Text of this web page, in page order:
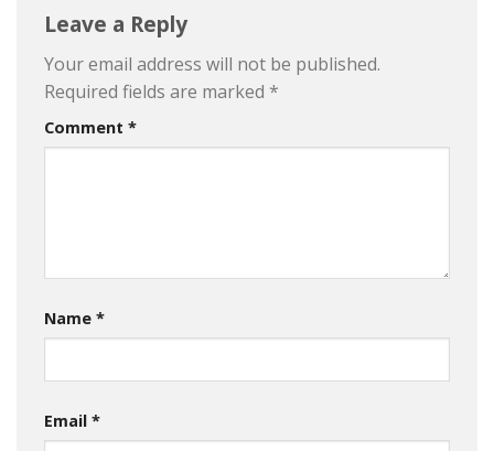
Leave a Reply
Your email address will not be published.
Required fields are marked *
Comment *
Name *
Email *